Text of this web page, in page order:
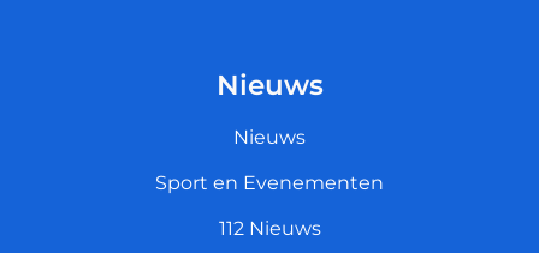
Nieuws
Nieuws
Sport en Evenementen
112 Nieuws